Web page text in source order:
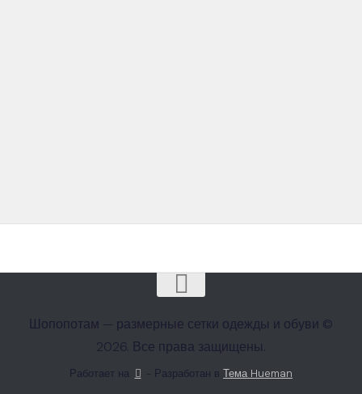
Шопопотам — размерные сетки одежды и обуви ©
2026. Все права защищены.
Работает на - Разработан вТема Hueman